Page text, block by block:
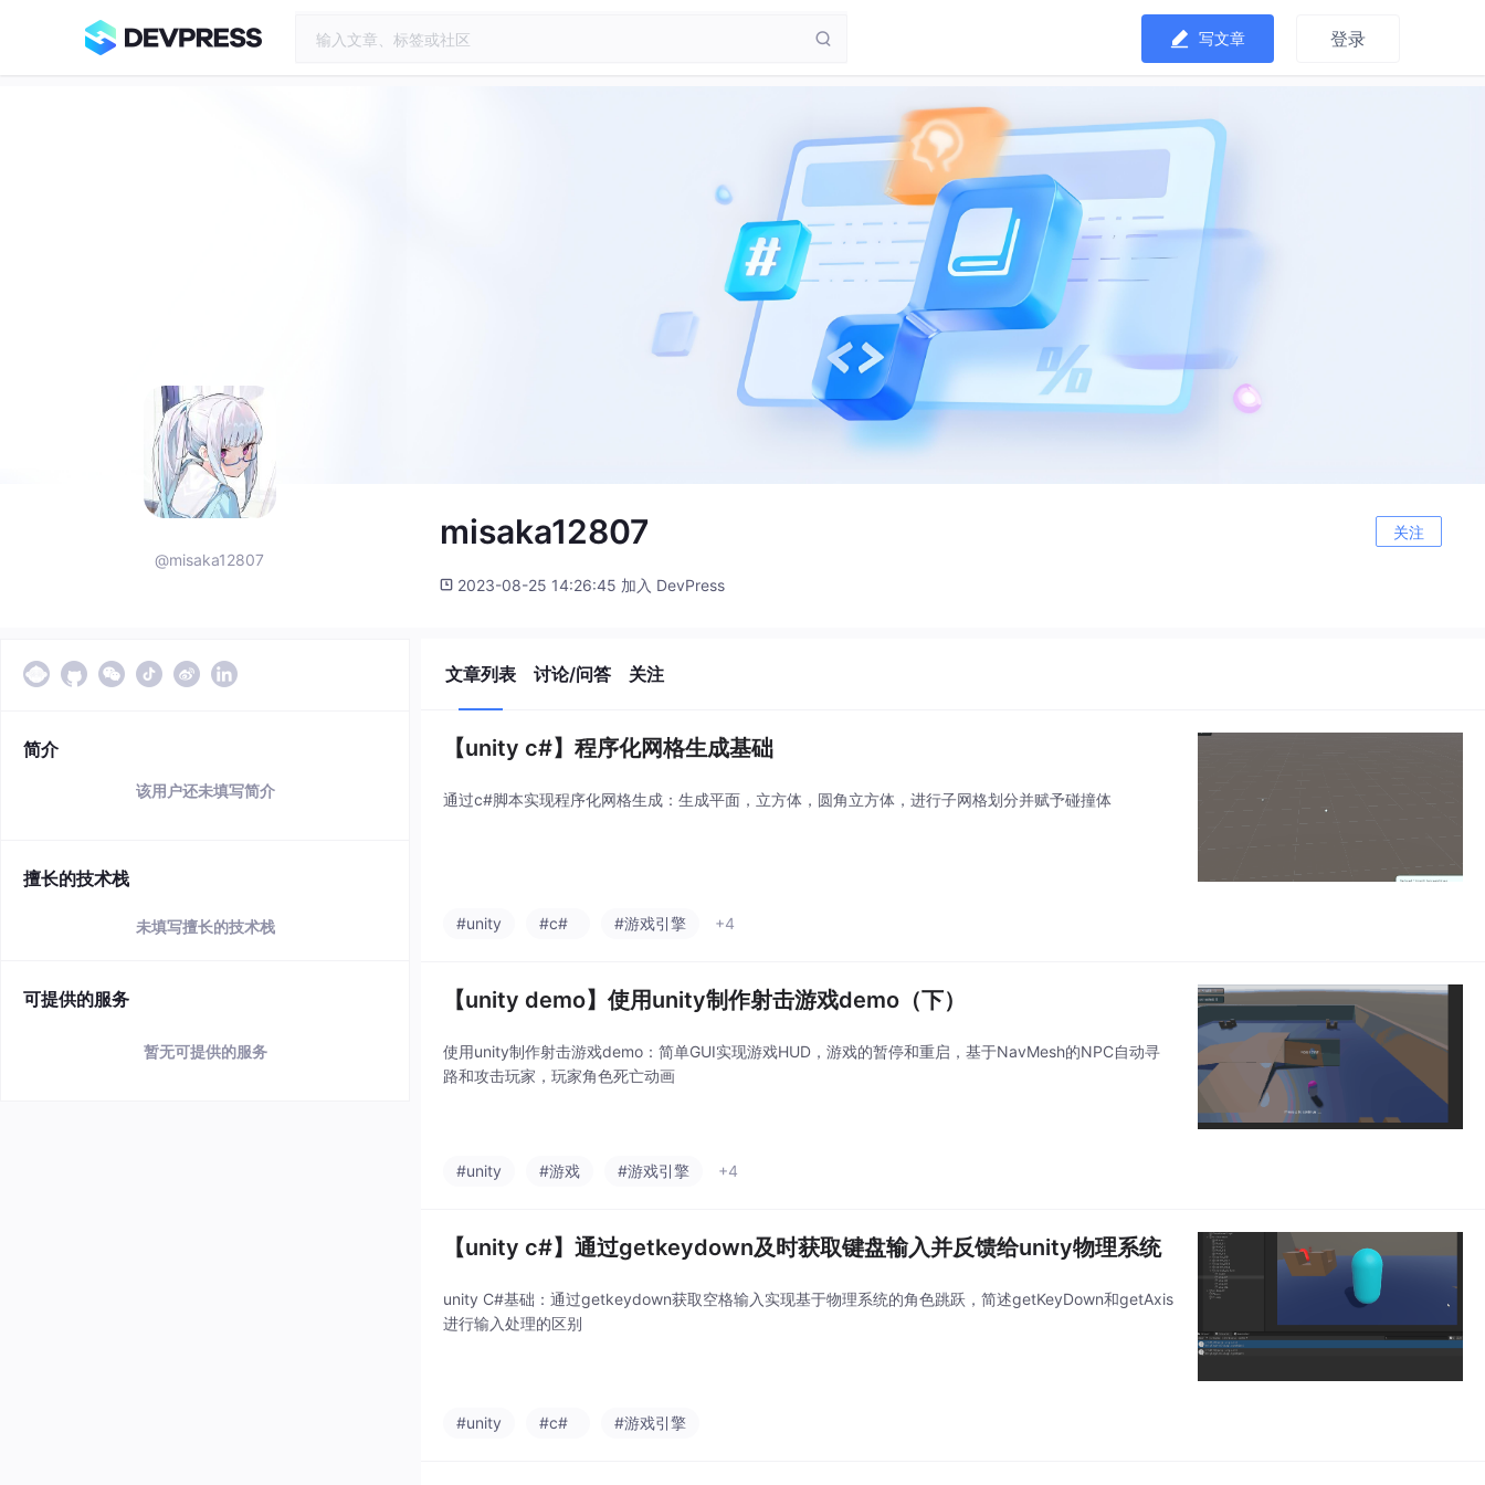
写文章 登录
@misaka12807
misaka12807 关注
2023-08-25 14:26:45 加入 DevPress
简介
该用户还未填写简介
擅长的技术栈
未填写擅长的技术栈
可提供的服务
暂无可提供的服务
文章列表 讨论/问答 关注
【unity c#】程序化网格生成基础
通过c#脚本实现程序化网格生成：生成平面，立方体，圆角立方体，进行子网格划分并赋予碰撞体
#unity #c# #游戏引擎 +4
【unity demo】使用unity制作射击游戏demo（下）
使用unity制作射击游戏demo：简单GUI实现游戏HUD，游戏的暂停和重启，基于NavMesh的NPC自动寻
路和攻击玩家，玩家角色死亡动画
#unity #游戏 #游戏引擎 +4
【unity c#】通过getkeydown及时获取键盘输入并反馈给unity物理系统
unity C#基础：通过getkeydown获取空格输入实现基于物理系统的角色跳跃，简述getKeyDown和getAxis
进行输入处理的区别
#unity #c# #游戏引擎